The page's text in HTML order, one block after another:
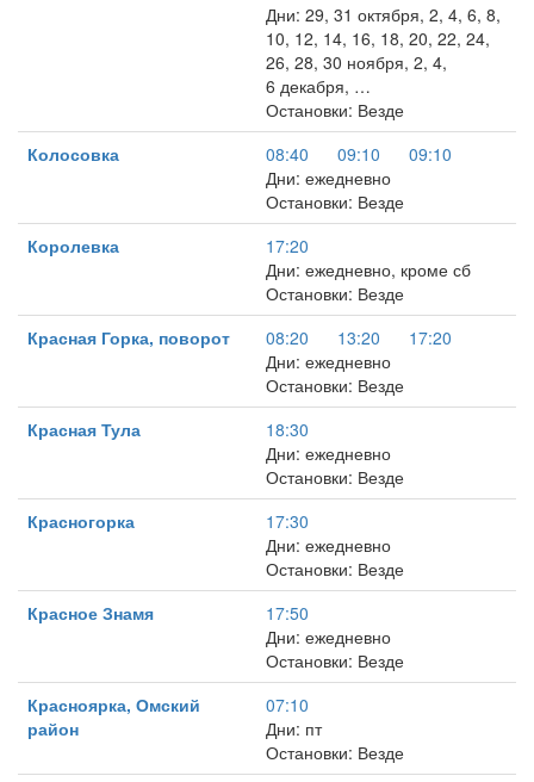
Дни: 29, 31 октября, 2, 4, 6, 8,
10, 12, 14, 16, 18, 20, 22, 24,
26, 28, 30 ноября, 2, 4,
6 декабря, …
Остановки: Везде
Колосовка
08:40 09:10
09:10
Дни: ежедневно
Остановки: Везде
Королевка
17:20
Дни: ежедневно, кроме сб
Остановки: Везде
Красная Горка, поворот
08:20 13:20
17:20
Дни: ежедневно
Остановки: Везде
Красная Тула
18:30
Дни: ежедневно
Остановки: Везде
Красногорка
17:30
Дни: ежедневно
Остановки: Везде
Красное Знамя
17:50
Дни: ежедневно
Остановки: Везде
Красноярка, Омский
район
07:10
Дни: пт
Остановки: Везде